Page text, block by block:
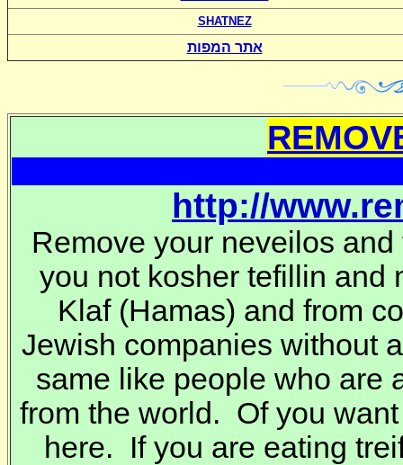
SHATNEZ
אתר המפות
http://
Remove your neveilos
you not kosher tefillin and
Klaf (Hamas) and from
Jewish companies without
same like people who are
from the world. Of you
here. If you are eating